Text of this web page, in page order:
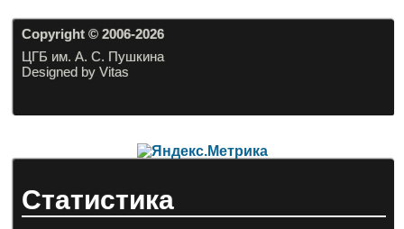
Copyright © 2006-2026
ЦГБ им. А. С. Пушкина
Designed by Vitas
Статистика